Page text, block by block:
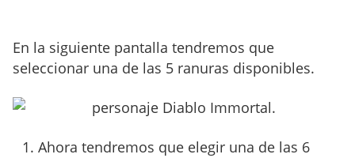
En la siguiente pantalla tendremos que
seleccionar una de las 5 ranuras disponibles.
Ahora tendremos que elegir una de las 6